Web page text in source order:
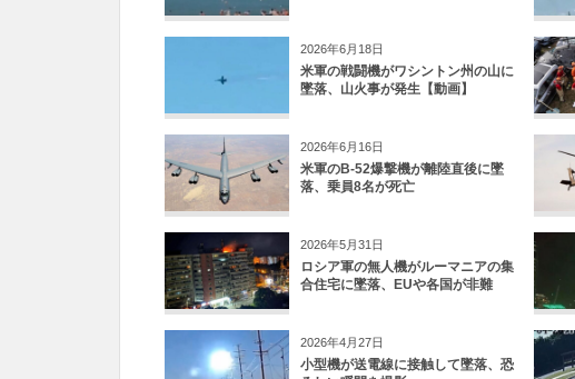
2026年6月18日
米軍の戦闘機がワシントン州の山に
墜落、山火事が発生【動画】
2026年6月16日
米軍のB-52爆撃機が離陸直後に墜
落、乗員8名が死亡
2026年5月31日
ロシア軍の無人機がルーマニアの集
合住宅に墜落、EUや各国が非難
2026年4月27日
小型機が送電線に接触して墜落、恐